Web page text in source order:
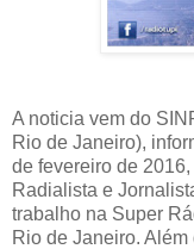
A noticia vem do
Rio de Janeiro),
de fevereiro de
Radialista e
trabalho na Super
Rio de Janeiro.